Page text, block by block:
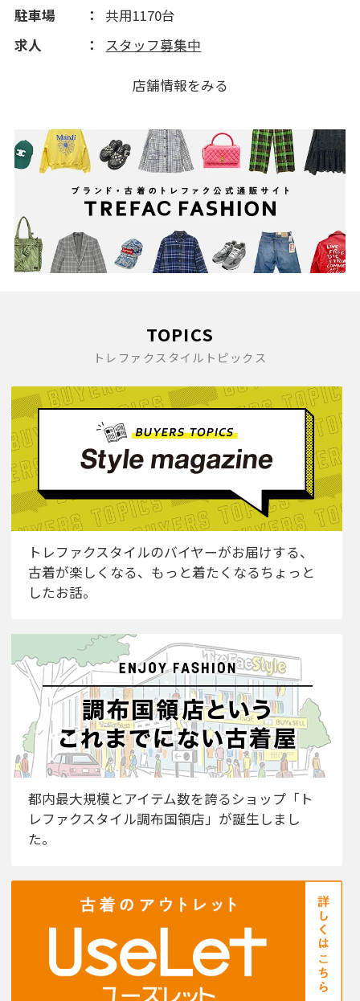
駐車場
共用1170台
求人
スタッフ募集中
店舗情報をみる
TOPICS
トレファクスタイルトピックス
トレファクスタイルのバイヤーがお届けする、
古着が楽しくなる、もっと着たくなるちょっと
したお話。
都内最大規模とアイテム数を誇るショップ「ト
レファクスタイル調布国領店」が誕生しまし
た。